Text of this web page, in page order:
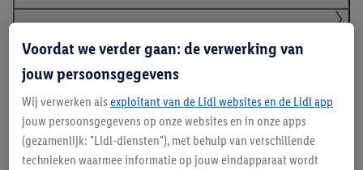
Handleidingen en downloads
Voordat we verder gaan: de verwerking van
jouw persoonsgegevens
Wij verwerken als exploitant van de Lidl websites en de Lidl app
jouw persoonsgegevens op onze websites en in onze apps
(gezamenlijk: "Lidl-diensten"), met behulp van verschillende
technieken waarmee informatie op jouw eindapparaat wordt